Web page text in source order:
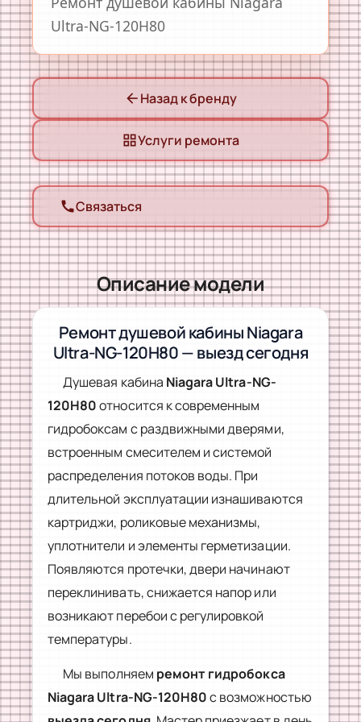
Ultra-NG-120H80
arrow_back Назад к бренду
grid_viewУслуги ремонта
callСвязаться
Описание модели
Ремонт душевой кабины Niagara
Ultra-NG-120H80 — выезд сегодня
Душевая кабина Niagara Ultra-NG-
120H80относится к современным
гидробоксам с раздвижными дверями,
встроенным смесителем и системой
распределения потоков воды. При
длительной эксплуатации изнашиваются
картриджи, роликовые механизмы,
уплотнители и элементы герметизации.
Появляются протечки, двери начинают
переклинивать, снижается напор или
возникают перебои с регулировкой
температуры.
Мы выполняем ремонт гидробокса
Niagara Ultra-NG-120H80с возможностью